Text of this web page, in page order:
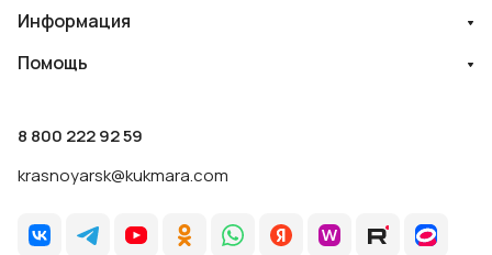
Информация
Помощь
8 800 222 92 59
krasnoyarsk@kukmara.com